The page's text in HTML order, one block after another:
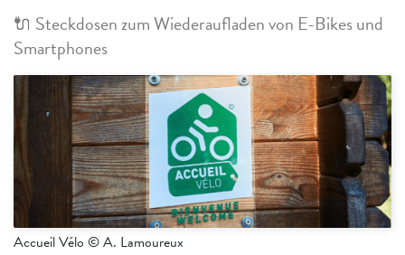
🔌 Steckdosen zum Wiederaufladen von E-Bikes und
Smartphones
Accueil Vélo © A. Lamoureux